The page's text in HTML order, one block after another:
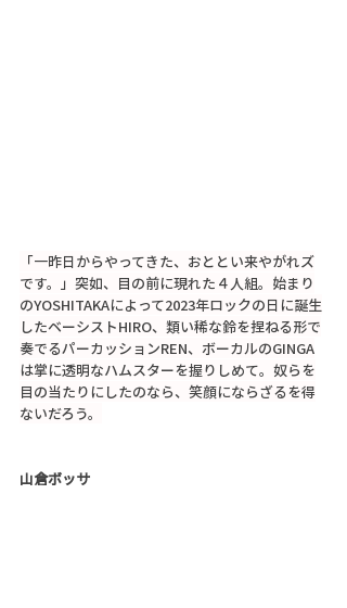
「一昨日からやってきた、おととい来やがれズ
です。」突如、目の前に現れた４人組。始まり
のYOSHITAKAによって2023年ロックの日に誕生
したベーシストHIRO、類い稀な鈴を捏ねる形で
奏でるパーカッションREN、ボーカルのGINGA
は掌に透明なハムスターを握りしめて。奴らを
目の当たりにしたのなら、笑顔にならざるを得
ないだろう。
山倉ボッサ